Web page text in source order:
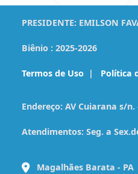
PRESIDENTE: EMILSON
Biênio : 2025-2026
Termos de Uso | Política
Endereço: AV Cuiarana s/n.
Atendimentos: Seg. a
Magalhães Barata - PA